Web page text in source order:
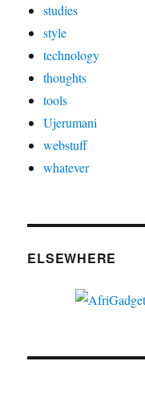
studies
style
technology
thoughts
tools
Ujerumani
webstuff
whatever
ELSEWHERE